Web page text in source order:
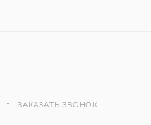
ЗАКАЗАТЬ ЗВОНОК